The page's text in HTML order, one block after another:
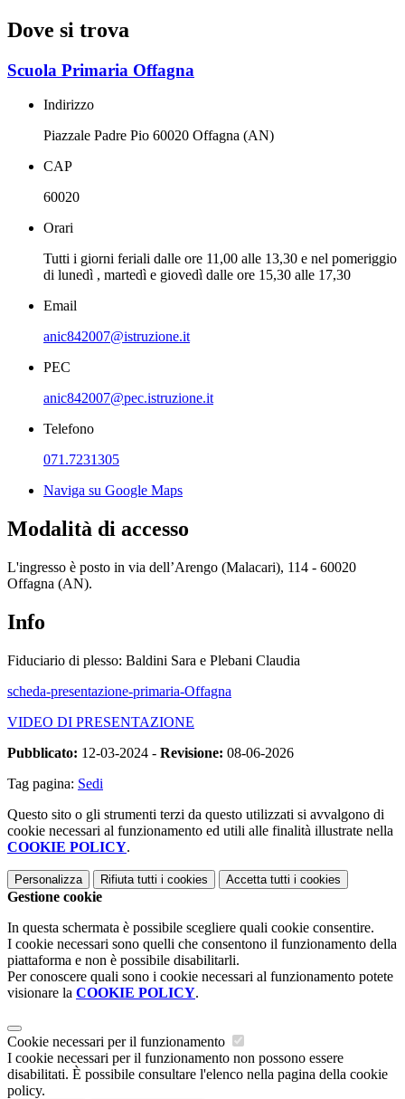
Dove si trova
Scuola Primaria Offagna
Indirizzo
Piazzale Padre Pio 60020 Offagna (AN)
CAP
60020
Orari
Tutti i giorni feriali dalle ore 11,00 alle 13,30 e nel pomeriggio
di lunedì , martedì e giovedì dalle ore 15,30 alle 17,30
Email
anic842007@istruzione.it
PEC
anic842007@pec.istruzione.it
Telefono
071.7231305
Naviga su Google Maps
Modalità di accesso
L'ingresso è posto in via dell’Arengo (Malacari), 114 - 60020
Offagna (AN).
Info
Fiduciario di plesso: Baldini Sara e Plebani Claudia
scheda-presentazione-primaria-Offagna
VIDEO DI PRESENTAZIONE
Pubblicato: 12-03-2024 - Revisione: 08-06-2026
Tag pagina: Sedi
Questo sito o gli strumenti terzi da questo utilizzati si avvalgono di
cookie necessari al funzionamento ed utili alle finalità illustrate nella
COOKIE POLICY.
Personalizza Rifiuta tutti i cookies Accetta tutti i cookies
Gestione cookie
In questa schermata è possibile scegliere quali cookie consentire.
I cookie necessari sono quelli che consentono il funzionamento della
piattaforma e non è possibile disabilitarli.
Per conoscere quali sono i cookie necessari al funzionamento potete
visionare la COOKIE POLICY.
Cookie necessari per il funzionamento
I cookie necessari per il funzionamento non possono essere
disabilitati. È possibile consultare l'elenco nella pagina della cookie
policy.